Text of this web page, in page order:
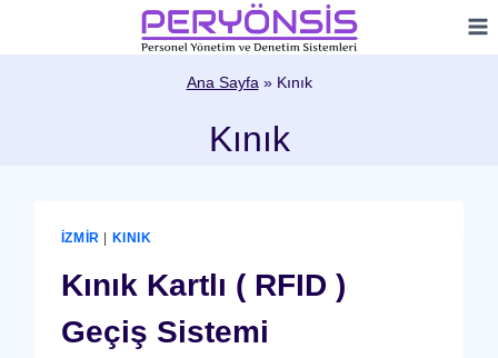
Ana Sayfa» Kınık
Kınık
İZMIR | KINIK
Kınık Kartlı ( RFID )
Geçiş Sistemi